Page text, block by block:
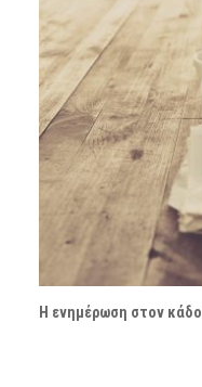
Η ενημέρωση στον κάδο